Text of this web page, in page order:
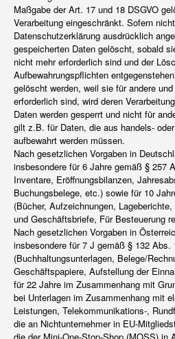
Maßgabe der Art. 17 und 18 DSGVO
Verarbeitung eingeschränkt. Sofern
Datenschutzerklärung ausdrücklich
gespeicherten Daten gelöscht, sobald
nicht mehr erforderlich sind und der
Aufbewahrungspflichten
gelöscht werden, weil sie für andere
erforderlich sind, wird deren
Daten werden gesperrt und nicht für
gilt z.B. für Daten, die aus handels-
aufbewahrt werden müssen.
Nach gesetzlichen Vorgaben in
insbesondere für 6 Jahre gemäß § 257
Inventare, Eröffnungsbilanzen,
Buchungsbelege, etc.) sowie für 10
(Bücher, Aufzeichnungen,
und Geschäftsbriefe, Für Besteuerung
Nach gesetzlichen Vorgaben in
insbesondere für 7 J gemäß § 132 Abs.
(Buchhaltungsunterlagen, Belege/
Geschäftspapiere, Aufstellung der
für 22 Jahre im Zusammenhang mit
bei Unterlagen im Zusammenhang mit
Leistungen, Telekommunikations-,
die an Nichtunternehmer in EU-